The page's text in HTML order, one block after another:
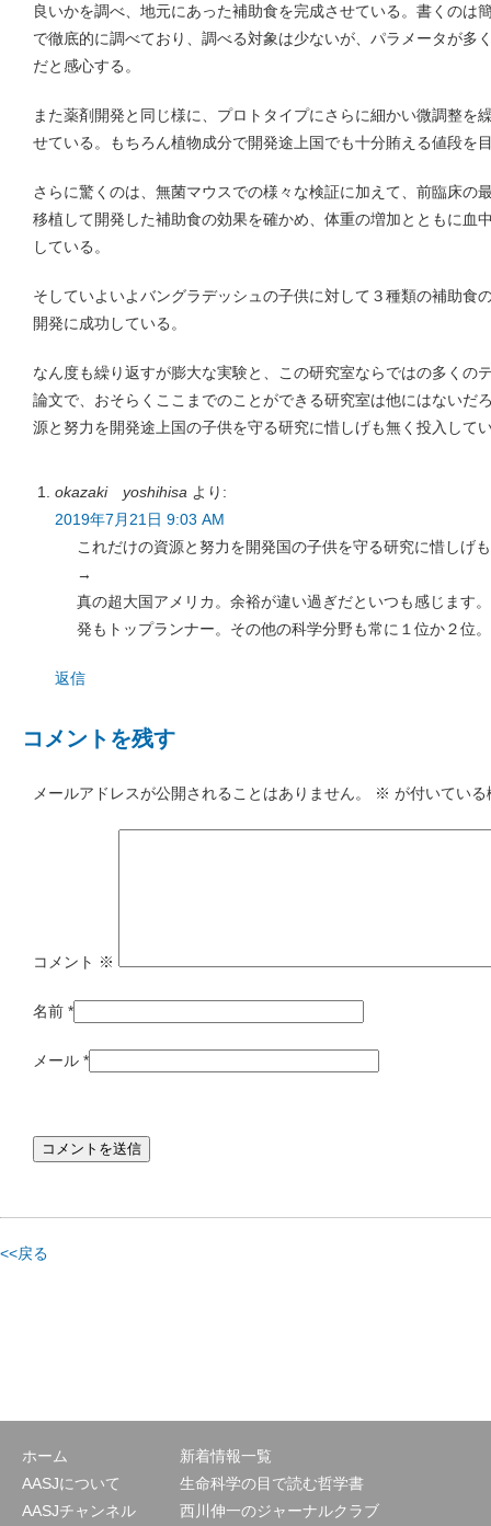
良いかを調べ、地元にあった補助食を完成させている。書くのは
で徹底的に調べており、調べる対象は少ないが、パラメータが多
だと感心する。
また薬剤開発と同じ様に、プロトタイプにさらに細かい微調整を
せている。もちろん植物成分で開発途上国でも十分賄える値段を
さらに驚くのは、無菌マウスでの様々な検証に加えて、前臨床の
移植して開発した補助食の効果を確かめ、体重の増加とともに血
している。
そしていよいよバングラデッシュの子供に対して３種類の補助食
開発に成功している。
なん度も繰り返すが膨大な実験と、この研究室ならではの多くの
論文で、おそらくここまでのことができる研究室は他にはないだ
源と努力を開発途上国の子供を守る研究に惜しげも無く投入して
okazaki yoshihisa より:
2019年7月21日 9:03 AM
これだけの資源と努力を開発国の子供を守る研究に惜しげ
→
真の超大国アメリカ。余裕が違い過ぎだといつも感じます
発もトップランナー。その他の科学分野も常に１位か２位
返信
コメントを残す
メールアドレスが公開されることはありません。 ※ が付いてい
コメント ※
名前 *
メール *
<<戻る
ホーム
AASJについて
AASJチャンネル
新着情報一覧
生命科学の目で読む哲学書
西川伸一のジャーナルクラブ